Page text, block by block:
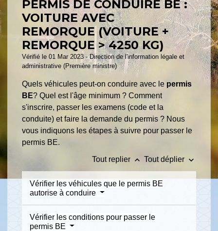
PERMIS DE CONDUIRE BE :
VOITURE AVEC
REMORQUE (VOITURE +
REMORQUE > 4250 KG)
Vérifié le 01 Mar 2023 - Direction de l'information légale et
administrative (Première ministre)
Quels véhicules peut-on conduire avec le permis
BE? Quel est l'âge minimum ? Comment
s'inscrire, passer les examens (code et la
conduite) et faire la demande du permis ? Nous
vous indiquons les étapes à suivre pour passer le
permis BE.
Tout replier keyboard_arrow_up Tout déplier keyboard_arrow_down
Vérifier les véhicules que le permis BE
autorise à conduire
Vérifier les conditions pour passer le
permis BE